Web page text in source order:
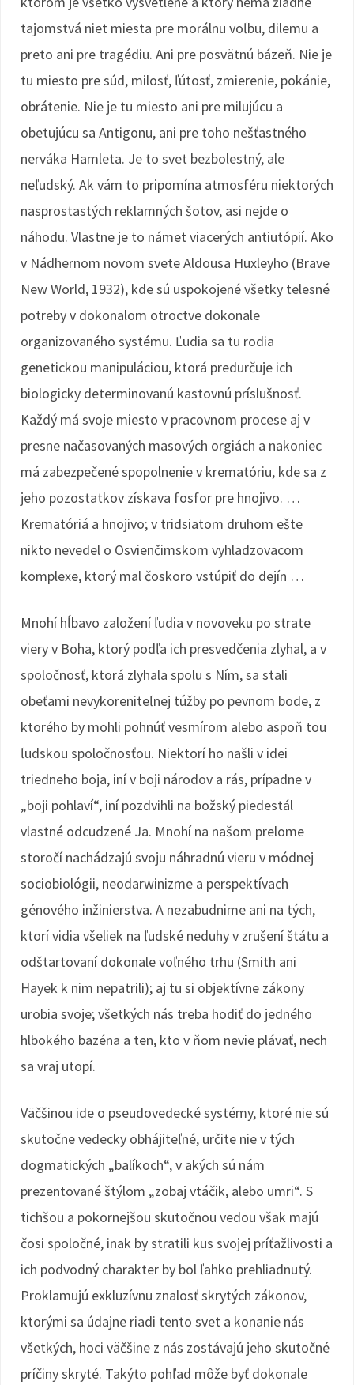
tajomstvá niet miesta pre morálnu voľbu, dilemu a
preto ani pre tragédiu. Ani pre posvätnú bázeň. Nie je
tu miesto pre súd, milosť, ľútosť, zmierenie, pokánie,
obrátenie. Nie je tu miesto ani pre milujúcu a
obetujúcu sa Antigonu, ani pre toho nešťastného
nerváka Hamleta. Je to svet bezbolestný, ale
neľudský. Ak vám to pripomína atmosféru niektorých
nasprostastých reklamných šotov, asi nejde o
náhodu. Vlastne je to námet viacerých antiutópií. Ako
v Nádhernom novom svete Aldousa Huxleyho (Brave
New World, 1932), kde sú uspokojené všetky telesné
potreby v dokonalom otroctve dokonale
organizovaného systému. Ľudia sa tu rodia
genetickou manipuláciou, ktorá predurčuje ich
biologicky determinovanú kastovnú príslušnosť.
Každý má svoje miesto v pracovnom procese aj v
presne načasovaných masových orgiách a nakoniec
má zabezpečené spopolnenie v krematóriu, kde sa z
jeho pozostatkov získava fosfor pre hnojivo. …
Krematóriá a hnojivo; v tridsiatom druhom ešte
nikto nevedel o Osvienčimskom vyhladzovacom
komplexe, ktorý mal čoskoro vstúpiť do dejín …
Mnohí hĺbavo založení ľudia v novoveku po strate
viery v Boha, ktorý podľa ich presvedčenia zlyhal, a v
spoločnosť, ktorá zlyhala spolu s Ním, sa stali
obeťami nevykoreniteľnej túžby po pevnom bode, z
ktorého by mohli pohnúť vesmírom alebo aspoň tou
ľudskou spoločnosťou. Niektorí ho našli v idei
triedneho boja, iní v boji národov a rás, prípadne v
„boji pohlaví“, iní pozdvihli na božský piedestál
vlastné odcudzené Ja. Mnohí na našom prelome
storočí nachádzajú svoju náhradnú vieru v módnej
sociobiológii, neodarwinizme a perspektívach
génového inžinierstva. A nezabudnime ani na tých,
ktorí vidia všeliek na ľudské neduhy v zrušení štátu a
odštartovaní dokonale voľného trhu (Smith ani
Hayek k nim nepatrili); aj tu si objektívne zákony
urobia svoje; všetkých nás treba hodiť do jedného
hlbokého bazéna a ten, kto v ňom nevie plávať, nech
sa vraj utopí.
Väčšinou ide o pseudovedecké systémy, ktoré nie sú
skutočne vedecky obhájiteľné, určite nie v tých
dogmatických „balíkoch“, v akých sú nám
prezentované štýlom „zobaj vtáčik, alebo umri“. S
tichšou a pokornejšou skutočnou vedou však majú
čosi spoločné, inak by stratili kus svojej príťažlivosti a
ich podvodný charakter by bol ľahko prehliadnutý.
Proklamujú exkluzívnu znalosť skrytých zákonov,
ktorými sa údajne riadi tento svet a konanie nás
všetkých, hoci väčšine z nás zostávajú jeho skutočné
príčiny skryté. Takýto pohľad môže byť dokonale